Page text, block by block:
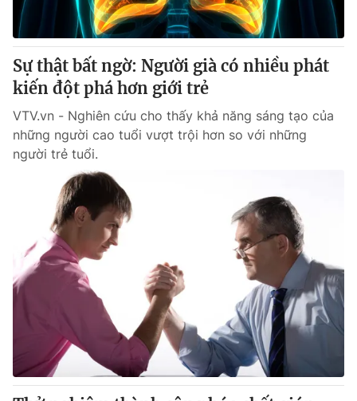
Thị trường 24h Tấm lòng Việt
VTV4 Vươn mình bằng AI
Liên hệ tòa soạn English
THỜI BÁO VTV
Theo dõi báo trên
Cơ quan chủ quản:Đài Truyền hình Việt Nam
Cơ quan báo chí:
Thời báo VTV
Giấy phép hoạt động báo in và báo điện tử số 483/GP-BTTTT
cấp ngày 29/12/2023
Sự thật bất ngờ: Người già có nhiều phát
kiến đột phá hơn giới trẻ
VTV.vn - Nghiên cứu cho thấy khả năng sáng tạo của
những người cao tuổi vượt trội hơn so với những
người trẻ tuổi.